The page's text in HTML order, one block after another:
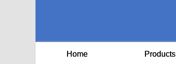
Home Products